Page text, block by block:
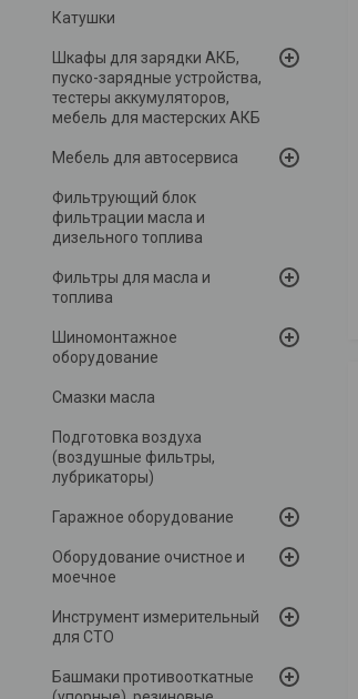
Катушки
Шкафы для зарядки АКБ,
пуско-зарядные устройства,
тестеры аккумуляторов,
мебель для мастерских АКБ
Мебель для автосервиса
Фильтрующий блок
фильтрации масла и
дизельного топлива
Фильтры для масла и
топлива
Шиномонтажное
оборудование
Смазки масла
Подготовка воздуха
(воздушные фильтры,
лубрикаторы)
Гаражное оборудование
Оборудование очистное и
моечное
Инструмент измерительный
для СТО
Башмаки противооткатные